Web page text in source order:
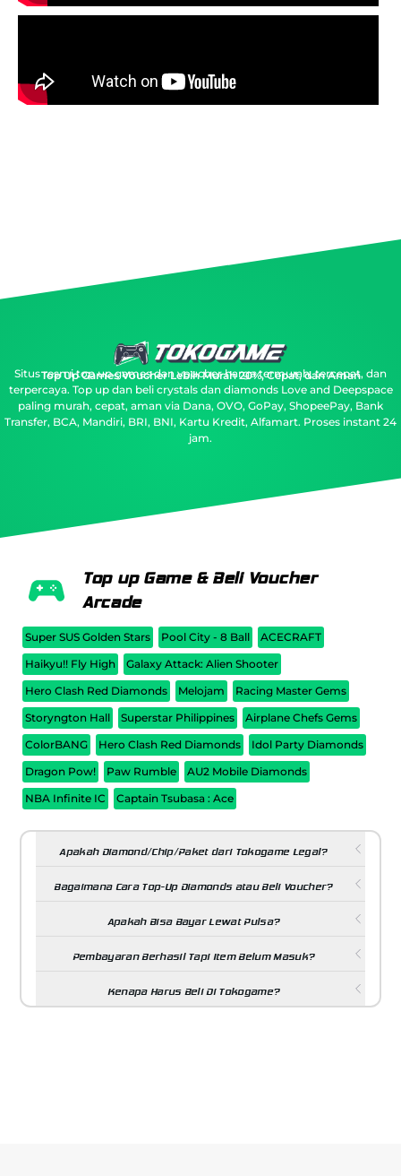
Top Up Games Voucher Lebih Murah 20%, Cepat, dan Aman
Situs resmi top up games dan voucher harga termurah, tercepat, dan
terpercaya. Top up dan beli crystals dan diamonds Love and Deepspace
paling murah, cepat, aman via Dana, OVO, GoPay, ShopeePay, Bank
Transfer, BCA, Mandiri, BRI, BNI, Kartu Kredit, Alfamart. Proses instant 24
jam.
Top up Game & Beli Voucher
Arcade
Super SUS Golden Stars Pool City - 8 Ball
ACECRAFT
Haikyu!! Fly High
Galaxy Attack: Alien Shooter
Hero Clash Red Diamonds
Melojam
Racing Master Gems
Storyngton Hall
Superstar Philippines
Airplane Chefs Gems
ColorBANG
Hero Clash Red Diamonds
Idol Party Diamonds
Dragon Pow!
Paw Rumble
AU2 Mobile Diamonds
NBA Infinite IC
Captain Tsubasa : Ace
Apakah Diamond/Chip/Paket dari Tokogame Legal?
Bagaimana Cara Top-Up Diamonds atau Beli Voucher?
Apakah Bisa Bayar Lewat Pulsa?
Pembayaran Berhasil Tapi Item Belum Masuk?
Kenapa Harus Beli Di Tokogame?